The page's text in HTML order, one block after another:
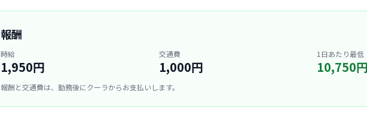
報酬
時給
1,950円
交通費
1,000円
1日あたり最低
10,750円
報酬と交通費は、勤務後にクーラからお支払いします。